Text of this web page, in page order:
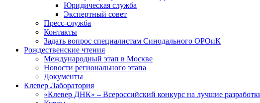
Юридическая служба
Экспертный совет
Пресс-служба
Контакты
Задать вопрос специалистам Синодального ОРОиК
Рождественские чтения
Международный этап в Москве
Новости регионального этапа
Документы
Клевер Лаборатория
«Клевер ДНК» – Всероссийский конкурс на лучшие